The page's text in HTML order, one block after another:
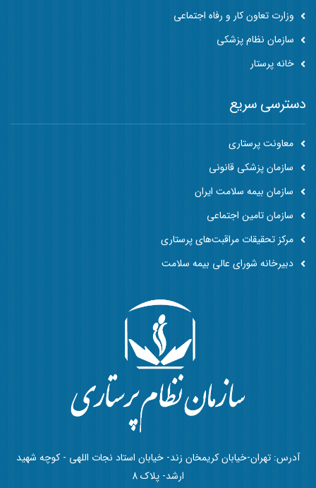
وزارت تعاون کار و رفاه اجتماعی
سازمان نظام پزشکی
خانه پرستار
آدرس: تهران-خیابان کریمخان زند- خیابان استاد نجات اللهی - کوچه شهید
ارشد- پلاک 8
دسترسی سریع
معاونت پرستاری
سازمان پزشکی قانونی
سازمان بیمه سلامت ایران
سازمان تامین اجتماعی
مرکز تحقیقات مراقبت‌های پرستاری
دبیرخانه شورای عالی بیمه سلامت